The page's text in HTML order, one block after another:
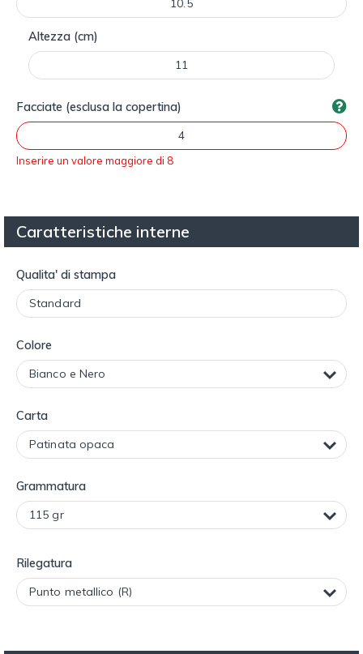
Altezza (cm)
Facciate (esclusa la copertina)
Inserire un valore maggiore di 8
Caratteristiche interne
Qualita' di stampa
Colore
Carta
Grammatura
Rilegatura